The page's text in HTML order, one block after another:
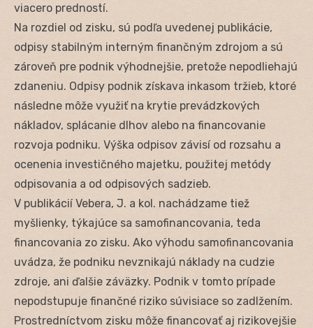
viacero predností.
Na rozdiel od zisku, sú podľa uvedenej publikácie,
odpisy stabilným interným finančným zdrojom a sú
zároveň pre podnik výhodnejšie, pretože nepodliehajú
zdaneniu. Odpisy podnik získava inkasom tržieb, ktoré
následne môže využiť na krytie prevádzkových
nákladov, splácanie dlhov alebo na financovanie
rozvoja podniku. Výška odpisov závisí od rozsahu a
ocenenia investičného majetku, použitej metódy
odpisovania a od odpisových sadzieb.
V publikácií Vebera, J. a kol. nachádzame tiež
myšlienky, týkajúce sa samofinancovania, teda
financovania zo zisku. Ako výhodu samofinancovania
uvádza, že podniku nevznikajú náklady na cudzie
zdroje, ani ďalšie záväzky. Podnik v tomto prípade
nepodstupuje finančné riziko súvisiace so zadlžením.
Prostredníctvom zisku môže financovať aj rizikovejšie